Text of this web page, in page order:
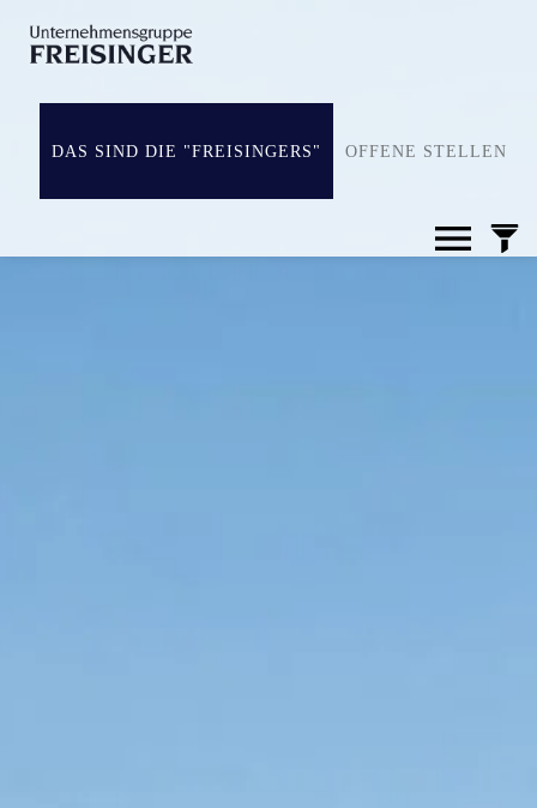
DAS SIND DIE "FREISINGERS" OFFENE STELLEN